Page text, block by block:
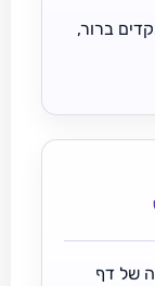
ברור,
של דף